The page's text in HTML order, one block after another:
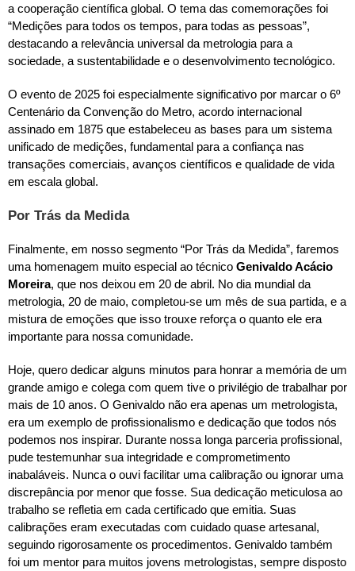
a cooperação científica global. O tema das comemorações foi
“Medições para todos os tempos, para todas as pessoas”,
destacando a relevância universal da metrologia para a
sociedade, a sustentabilidade e o desenvolvimento tecnológico.
O evento de 2025 foi especialmente significativo por marcar o 6º
Centenário da Convenção do Metro, acordo internacional
assinado em 1875 que estabeleceu as bases para um sistema
unificado de medições, fundamental para a confiança nas
transações comerciais, avanços científicos e qualidade de vida
em escala global.
Por Trás da Medida
Finalmente, em nosso segmento “Por Trás da Medida”, faremos
uma homenagem muito especial ao técnico Genivaldo Acácio
Moreira, que nos deixou em 20 de abril. No dia mundial da
metrologia, 20 de maio, completou-se um mês de sua partida, e a
mistura de emoções que isso trouxe reforça o quanto ele era
importante para nossa comunidade.
Hoje, quero dedicar alguns minutos para honrar a memória de um
grande amigo e colega com quem tive o privilégio de trabalhar por
mais de 10 anos. O Genivaldo não era apenas um metrologista,
era um exemplo de profissionalismo e dedicação que todos nós
podemos nos inspirar. Durante nossa longa parceria profissional,
pude testemunhar sua integridade e comprometimento
inabaláveis. Nunca o ouvi facilitar uma calibração ou ignorar uma
discrepância por menor que fosse. Sua dedicação meticulosa ao
trabalho se refletia em cada certificado que emitia. Suas
calibrações eram executadas com cuidado quase artesanal,
seguindo rigorosamente os procedimentos. Genivaldo também
foi um mentor para muitos jovens metrologistas, sempre disposto